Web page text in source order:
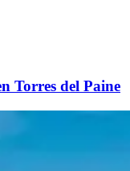
Torres del Paine